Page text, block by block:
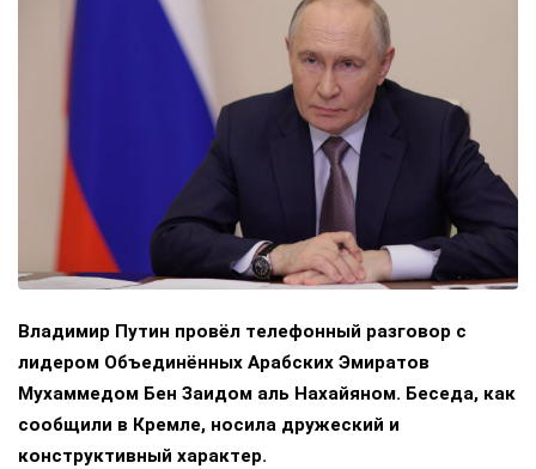
Владимир Путин провёл телефонный разговор с
лидером Объединённых Арабских Эмиратов
Мухаммедом Бен Заидом аль Нахайяном. Беседа, как
сообщили в Кремле, носила дружеский и
конструктивный характер.